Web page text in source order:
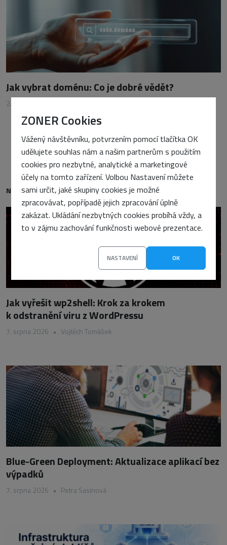
ZONER Cookies
Vážený návštěvníku, potvrzením pomocí tlačítka OK
udělujete souhlas nám a našim partnerům s použitím
cookies pro nezbytné, analytické a marketingové
účely na tomto zařízení. Volbou Nastavení můžete
sami určit, jaké skupiny cookies je možné
zpracovávat, popřípadě jejich zpracování úplně
zakázat. Ukládání nezbytných cookies probíhá vždy, a
to v zájmu zachování funkčnosti webové prezentace.
NASTAVENÍ OK
Jak vybrat doménu: Co je dobré vědět?
2. září 2024
NEJNOVĚJŠÍ
Jak vyřešit wp2shell: Krok za krokem
k odstranění viru z WordPressu
7. srpna 2026 • Vojtěch Tomášek
Blue-Green Deployment: Aktualizace aplikací bez
výpadků
7. srpna 2026 • Petra Sasínová